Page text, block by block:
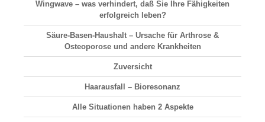
Wingwave – was verhindert, daß Sie Ihre Fähigkeiten
erfolgreich leben?
Säure-Basen-Haushalt – Ursache für Arthrose &
Osteoporose und andere Krankheiten
Zuversicht
Haarausfall – Bioresonanz
Alle Situationen haben 2 Aspekte